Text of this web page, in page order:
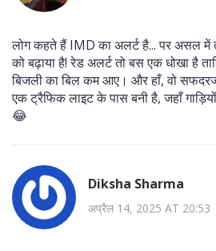
लोग कहते हैं IMD का अलर्ट है... पर असल में
को बढ़ाया है! रेड अलर्ट तो बस एक धोखा है
बिजली का बिल कम आए। और हाँ, वो
एक ट्रैफिक लाइट के पास बनी है, जहाँ गाड़ियों
😂
Diksha Sharma
अप्रैल 14, 2025 AT 20:53